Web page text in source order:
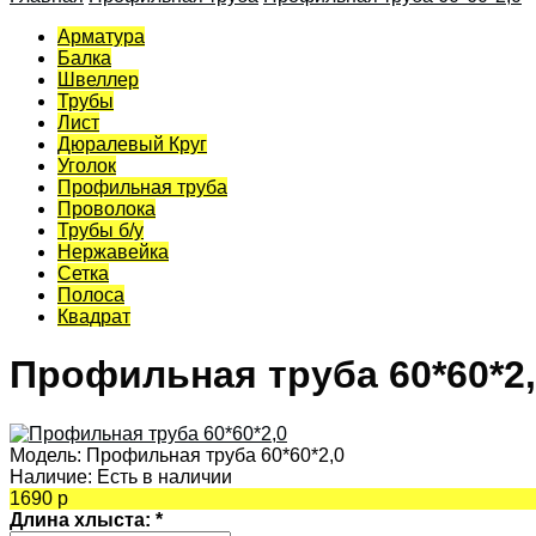
Арматура
Балка
Швеллер
Трубы
Лист
Дюралевый Круг
Уголок
Профильная труба
Проволока
Трубы б/у
Нержавейка
Сетка
Полоса
Квадрат
Профильная труба
Модель: Профильная труба 60*60*2,0
Наличие: Есть в наличии
1690 р
Длина хлыста: *